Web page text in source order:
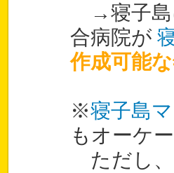
→寝子島
合病院が
作成可能
※寝子島
もオーケ
ただし、